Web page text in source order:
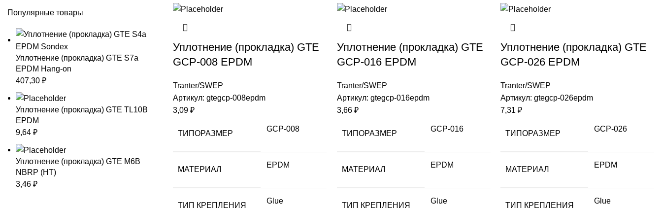
Популярные товары
Уплотнение (прокладка) GTE S7a
EPDM Hang-on
407,30 ₽
Уплотнение (прокладка) GTE TL10B
EPDM
9,64 ₽
Уплотнение (прокладка) GTE M6B
NBRP (HT)
3,46 ₽
Уплотнение (прокладка) GTE
GCP-008 EPDM
Tranter/SWEP
Артикул: gtegcp-008epdm
3,09 ₽
ТИПОРАЗМЕР
GCP-008
МАТЕРИАЛ
EPDM
ТИП КРЕПЛЕНИЯ
Glue
Уплотнение (прокладка) GTE
GCP-016 EPDM
Tranter/SWEP
Артикул: gtegcp-016epdm
3,66 ₽
ТИПОРАЗМЕР
GCP-016
МАТЕРИАЛ
EPDM
ТИП КРЕПЛЕНИЯ
Glue
Уплотнение (прокладка) GTE
GCP-026 EPDM
Tranter/SWEP
Артикул:gtegcp-026epdm
7,31₽
ТИПОРАЗМЕР
GCP-026
МАТЕРИАЛ
EPDM
ТИП КРЕПЛЕНИЯ
Glue